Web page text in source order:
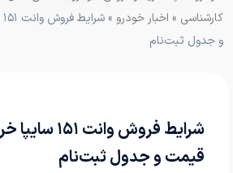
کارشناسی » اخبار خودرو
و جدول ثبت‌نام
قیمت و جدول ثبت‌نام